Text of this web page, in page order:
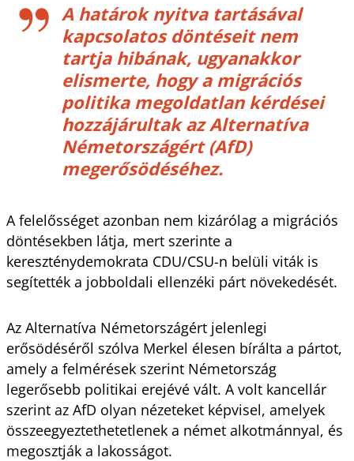
A határok nyitva tartásával
kapcsolatos döntéseit nem
tartja hibának, ugyanakkor
elismerte, hogy a migrációs
politika megoldatlan kérdései
hozzájárultak az Alternatíva
Németországért (AfD)
megerősödéséhez.
A felelősséget azonban nem kizárólag a migrációs
döntésekben látja, mert szerinte a
kereszténydemokrata CDU/CSU-n belüli viták is
segítették a jobboldali ellenzéki párt növekedését.
Az Alternatíva Németországért jelenlegi
erősödéséről szólva Merkel élesen bírálta a pártot,
amely a felmérések szerint Németország
legerősebb politikai erejévé vált. A volt kancellár
szerint az AfD olyan nézeteket képvisel, amelyek
összeegyeztethetetlenek a német alkotmánnyal, és
megosztják a lakosságot.